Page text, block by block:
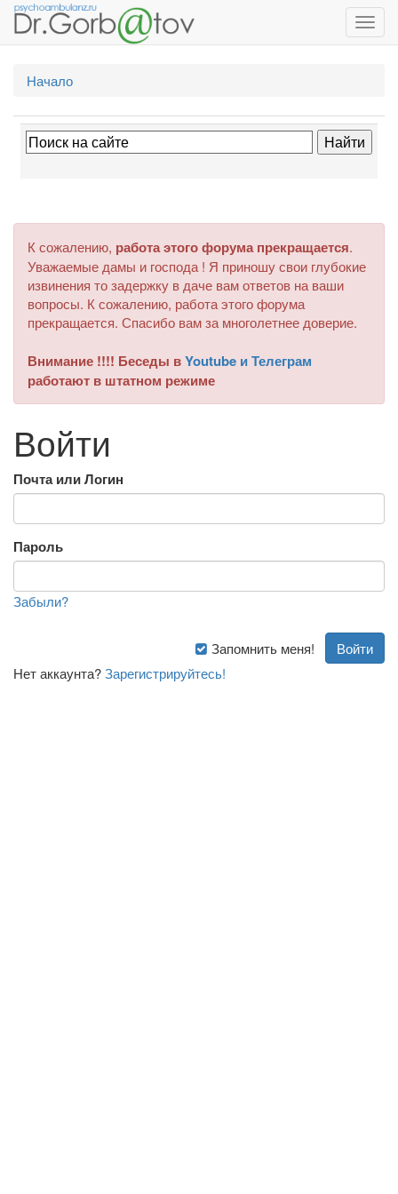
Начало
К сожалению, работа этого форума прекращается.
Уважаемые дамы и господа ! Я приношу свои глубокие
извинения то задержку в даче вам ответов на ваши
вопросы. К сожалению, работа этого форума
прекращается. Спасибо вам за многолетнее доверие.
Внимание !!!! Беседы вYoutube и Телеграм
работают в штатном режиме
Войти
Почта или Логин
Пароль
Забыли?
Запомнить меня!
Нет аккаунта?Зарегистрируйтесь!